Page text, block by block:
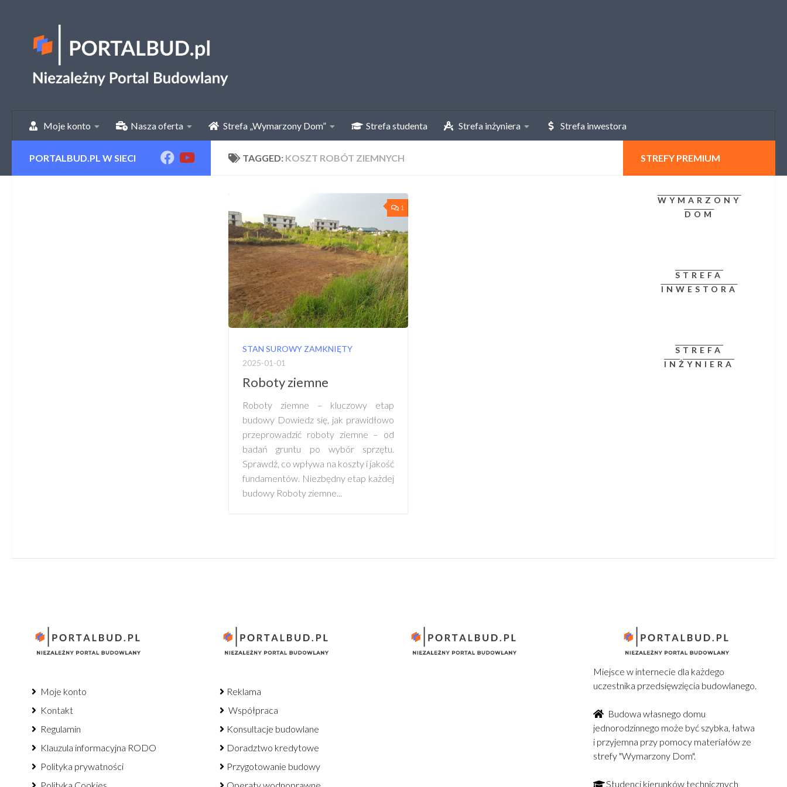
Moje konto Nasza oferta Strefa „Wymarzony Dom” Strefa studenta Strefa inżyniera Strefa inwestora
TAGGED: KOSZT ROBÓT ZIEMNYCH
1
STAN SUROWY ZAMKNIĘTY
2025-01-01
Roboty ziemne
Roboty ziemne – kluczowy etap
budowy Dowiedz się, jak prawidłowo
przeprowadzić roboty ziemne – od
badań gruntu po wybór sprzętu.
Sprawdź, co wpływa na koszty i jakość
fundamentów. Niezbędny etap każdej
budowy Roboty ziemne...
PORTALBUD.PL W SIECI STREFY PREMIUM
WYMARZONY
DOM
STREFA
INWESTORA
STREFA
INŻYNIERA
Moje konto
Kontakt
Regulamin
Klauzula informacyjna RODO
Polityka prywatności
Reklama
Współpraca
Konsultacje budowlane
Doradztwo kredytowe
Przygotowanie budowy
Miejsce w internecie dla każdego
uczestnika przedsięwzięcia budowlanego.
Budowa własnego domu
jednorodzinnego może być szybka, łatwa
i przyjemna przy pomocy materiałów ze
strefy "Wymarzony Dom".
Studenci kierunków technicznych